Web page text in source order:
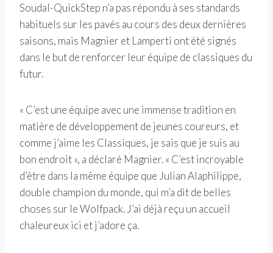
Soudal-QuickStep n’a pas répondu à ses standards
habituels sur les pavés au cours des deux dernières
saisons, mais Magnier et Lamperti ont été signés
dans le but de renforcer leur équipe de classiques du
futur.
« C’est une équipe avec une immense tradition en
matière de développement de jeunes coureurs, et
comme j’aime les Classiques, je sais que je suis au
bon endroit », a déclaré Magnier. « C’est incroyable
d’être dans la même équipe que Julian Alaphilippe,
double champion du monde, qui m’a dit de belles
choses sur le Wolfpack. J’ai déjà reçu un accueil
chaleureux ici et j’adore ça.